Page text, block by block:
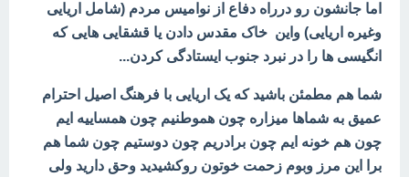
اما جانشون رو درراه دفاع از نوامیس مردم (شامل اریایی
وغیره اریایی) واین خاک مقدس دادن یا قشقایی هایی که
انگیسی ها را در نبرد جنوب ایستادگی کردن...
شما هم مطمئن باشید که یک اریایی با فرهنگ اصیل احترام
عمیق به شماها میزاره چون هموطنیم چون همساییه ایم
چون هم خونه ایم چون برادریم چون دوستیم چون شما هم
برا این مرز وبوم زحمت خوتون روکشیدید وحق دارید ولی